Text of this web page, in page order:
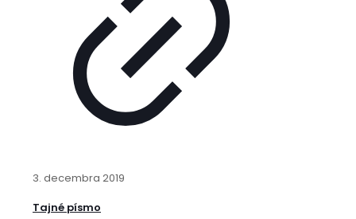
3. decembra 2019
Tajné písmo